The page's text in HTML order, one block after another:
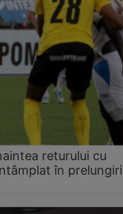
returului cu
în